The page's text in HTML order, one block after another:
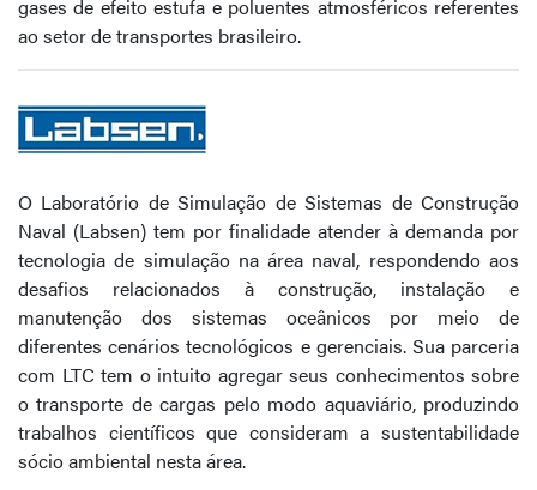
gases de efeito estufa e poluentes atmosféricos referentes
ao setor de transportes brasileiro.
O Laboratório de Simulação de Sistemas de Construção
Naval (Labsen) tem por finalidade atender à demanda por
tecnologia de simulação na área naval, respondendo aos
desafios relacionados à construção, instalação e
manutenção dos sistemas oceânicos por meio de
diferentes cenários tecnológicos e gerenciais. Sua parceria
com LTC tem o intuito agregar seus conhecimentos sobre
o transporte de cargas pelo modo aquaviário, produzindo
trabalhos científicos que consideram a sustentabilidade
sócio ambiental nesta área.